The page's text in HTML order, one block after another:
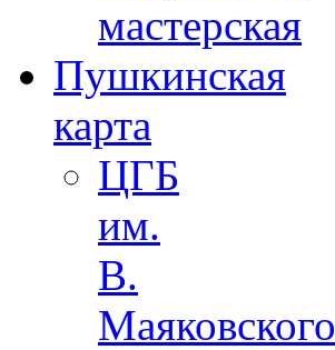
мастерская
Пушкинская
карта
ЦГБ
им.
В.
Маяковского